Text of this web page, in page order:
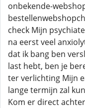
onbekende-
check Mijn
na eerst veel
dat ik bang ben
last hebt, ben je
ter verlichting Mijn
lange termijn zal
Kom er direct